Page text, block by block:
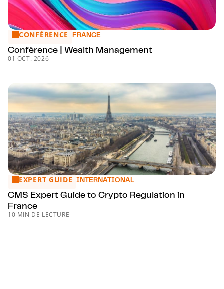
Conférence | Wealth Management
CONFÉRENCE FRANCE
Conférence | Wealth Management
01 OCT. 2026
CMS Expert Guide to Crypto Regulation in France
EXPERT GUIDE INTERNATIONAL
CMS Expert Guide to Crypto Regulation in
France
10 MIN DE LECTURE